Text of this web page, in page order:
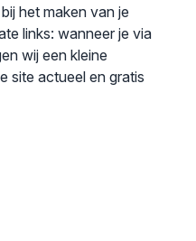
het maken van je
links: wanneer je via
wij een kleine
site actueel en gratis